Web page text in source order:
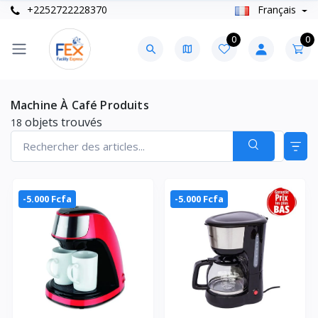
+2252722228370 Français
0 0
Machine À Café Produits
18 objets trouvés
-5.000 Fcfa -5.000 Fcfa